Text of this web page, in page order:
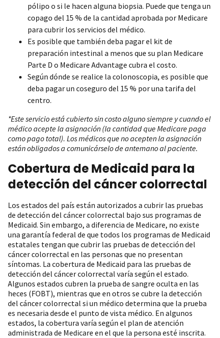
pólipo o si le hacen alguna biopsia. Puede que tenga un
copago del 15 % de la cantidad aprobada por Medicare
para cubrir los servicios del médico.
Es posible que también deba pagar el kit de
preparación intestinal a menos que su plan Medicare
Parte D o Medicare Advantage cubra el costo.
Según dónde se realice la colonoscopia, es posible que
deba pagar un coseguro del 15 % por una tarifa del
centro.
*Este servicio está cubierto sin costo alguno siempre y cuando el
médico acepte la asignación (la cantidad que Medicare paga
como pago total). Los médicos que no acepten la asignación
están obligados a comunicárselo de antemano al paciente.
Cobertura de Medicaid para la
detección del cáncer colorrectal
Los estados del país están autorizados a cubrir las pruebas
de detección del cáncer colorrectal bajo sus programas de
Medicaid. Sin embargo, a diferencia de Medicare, no existe
una garantía federal de que todos los programas de Medicaid
estatales tengan que cubrir las pruebas de detección del
cáncer colorrectal en las personas que no presentan
síntomas. La cobertura de Medicaid para las pruebas de
detección del cáncer colorrectal varía según el estado.
Algunos estados cubren la prueba de sangre oculta en las
heces (FOBT), mientras que en otros se cubre la detección
del cáncer colorrectal si un médico determina que la prueba
es necesaria desde el punto de vista médico. En algunos
estados, la cobertura varía según el plan de atención
administrada de Medicare en el que la persona esté inscrita.